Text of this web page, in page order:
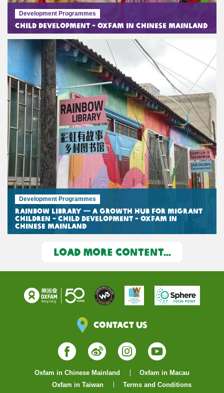
Development Programmes
Child Development - Oxfam in Chinese Mainland
Development Programmes
Rainbow Library — A Growth Hub for Migrant
Children - Child Development - Oxfam in
Chinese Mainland
LOAD MORE CONTENT...
Contact Us
Facebook
WeiboInstagram
YouTube
Oxfam in Chinese Mainland
Oxfam in Macau
Oxfam in Taiwan
Terms and Conditions